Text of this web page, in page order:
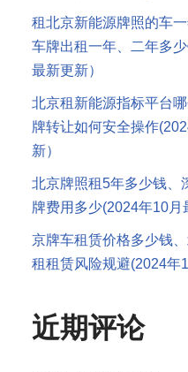
租北京新能源牌照的车
车牌出租一年、二年多
最新更新）
北京租新能源指标平台
牌转让如何安全操作
新）
北京牌照租5年多少钱、
牌费用多少(2024年10月
京牌车租赁价格多少钱
租租赁风险规避(2024年
近期评论